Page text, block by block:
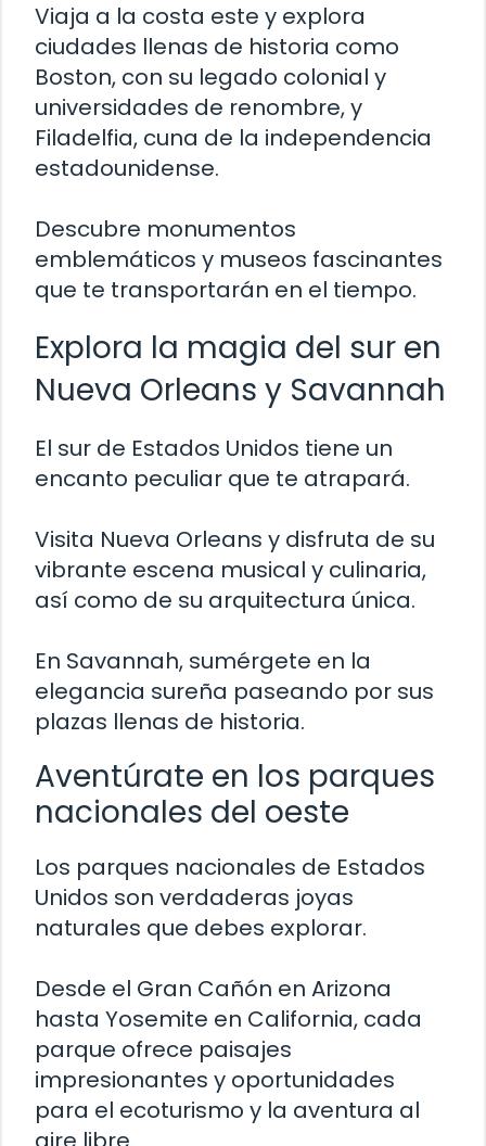
Viaja a la costa este y explora
ciudades llenas de historia como
Boston, con su legado colonial y
universidades de renombre, y
Filadelfia, cuna de la independencia
estadounidense.
Descubre monumentos
emblemáticos y museos fascinantes
que te transportarán en el tiempo.
Explora la magia del sur en
Nueva Orleans y Savannah
El sur de Estados Unidos tiene un
encanto peculiar que te atrapará.
Visita Nueva Orleans y disfruta de su
vibrante escena musical y culinaria,
así como de su arquitectura única.
En Savannah, sumérgete en la
elegancia sureña paseando por sus
plazas llenas de historia.
Aventúrate en los parques
nacionales del oeste
Los parques nacionales de Estados
Unidos son verdaderas joyas
naturales que debes explorar.
Desde el Gran Cañón en Arizona
hasta Yosemite en California, cada
parque ofrece paisajes
impresionantes y oportunidades
para el ecoturismo y la aventura al